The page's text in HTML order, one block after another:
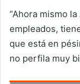
“Ahora mismo
empleados,
que está en
no perfila muy